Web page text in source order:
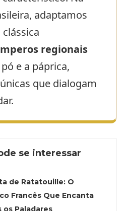
adaptamos
regionais
e a páprica,
que dialogam
se interessar
de Ratatouille: O
Francês Que Encanta
os Paladares